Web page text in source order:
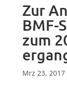
Zur
BMF-
zum
Mrz 23, 2017